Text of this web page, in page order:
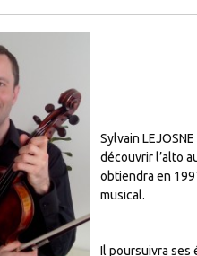
Sylvain
découvrir l’alto
obtiendra en
musical.
Il poursuivra ses